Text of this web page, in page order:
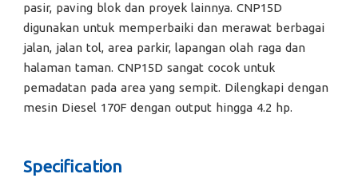
pasir, paving blok dan proyek lainnya. CNP15D
digunakan untuk memperbaiki dan merawat berbagai
jalan, jalan tol, area parkir, lapangan olah raga dan
halaman taman. CNP15D sangat cocok untuk
pemadatan pada area yang sempit. Dilengkapi dengan
mesin Diesel 170F dengan output hingga 4.2 hp.
Specification